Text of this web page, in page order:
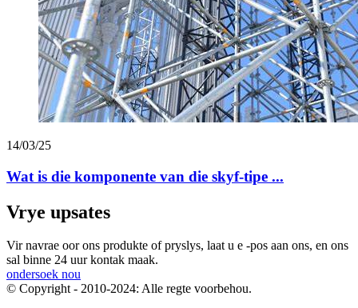
14/03/25
Wat is die komponente van die skyf-tipe ...
Vrye upsates
Vir navrae oor ons produkte of pryslys, laat u e -pos aan ons, en ons
sal binne 24 uur kontak maak.
ondersoek nou
© Copyright - 2010-2024: Alle regte voorbehou.